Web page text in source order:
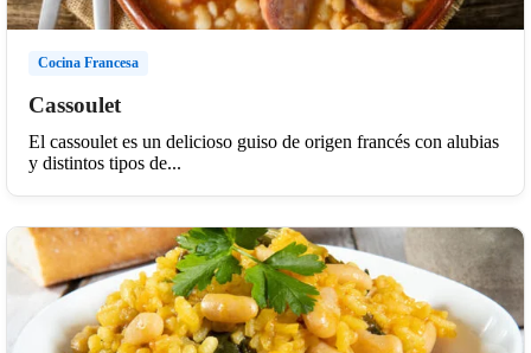
Cocina Francesa
Cassoulet
El cassoulet es un delicioso guiso de origen francés con alubias
y distintos tipos de...